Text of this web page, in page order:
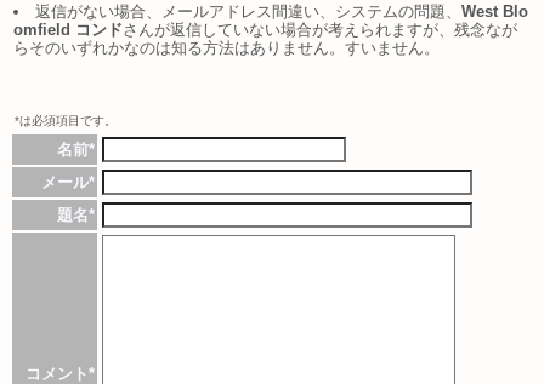
返信がない場合、メールアドレス間違い、システムの問題、 West Blo
omfield コンドさんが返信していない場合が考えられますが、残念なが
らそのいずれかなのは知る方法はありません。すいません。
*は必須項目です。
名前*
メール*
題名*
コメント*